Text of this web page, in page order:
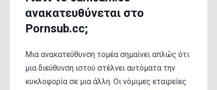
ανακατευθύνεται στο
Pornsub.cc;
Μια ανακατεύθυνση τομέα σημαίνει απλώς ότι
μια διεύθυνση ιστού στέλνει αυτόματα την
κυκλοφορία σε μια άλλη. Οι νόμιμες εταιρείες